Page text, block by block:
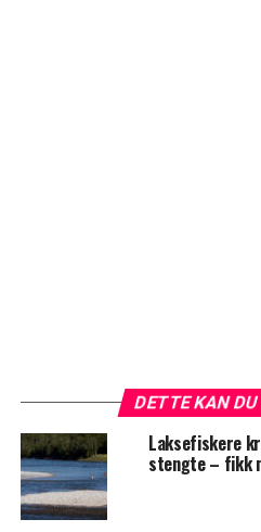
DETTE KAN
Laksefiskere
stengte – fikk